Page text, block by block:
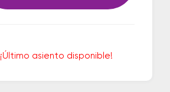
¡Último asiento disponible!